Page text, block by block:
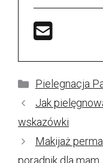
Kategorie
Pielegnacja
Jak
wskazówki
Makijaż